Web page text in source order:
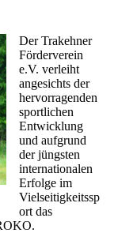
Der Trakehner
Förderverein
e.V. verleiht
angesichts der
hervorragenden
sportlichen
Entwicklung
und aufgrund
der jüngsten
internationalen
Erfolge im
Vielseitigkeitssp
ort das